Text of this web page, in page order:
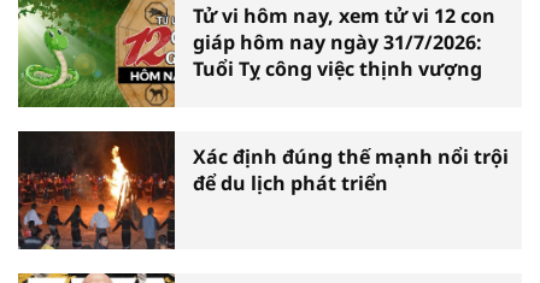
Tử vi hôm nay, xem tử vi 12 con
giáp hôm nay ngày 31/7/2026:
Tuổi Tỵ công việc thịnh vượng
Xác định đúng thế mạnh nổi trội
để du lịch phát triển